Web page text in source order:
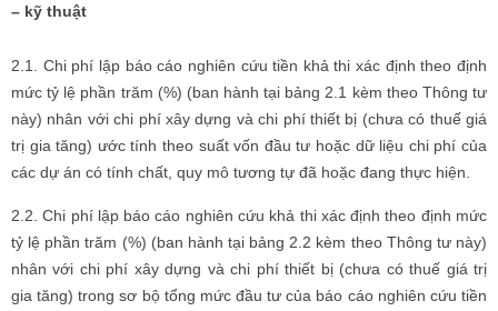
– kỹ thuật
2.1. Chi phí lập báo cáo nghiên cứu tiền khả thi xác định theo định
mức tỷ lệ phần trăm (%) (ban hành tại bảng 2.1 kèm theo Thông tư
này) nhân với chi phí xây dựng và chi phí thiết bị (chưa có thuế giá
trị gia tăng) ước tính theo suất vốn đầu tư hoặc dữ liệu chi phí của
các dự án có tính chất, quy mô tương tự đã hoặc đang thực hiện.
2.2. Chi phí lập báo cáo nghiên cứu khả thi xác định theo định mức
tỷ lệ phần trăm (%) (ban hành tại bảng 2.2 kèm theo Thông tư này)
nhân với chi phí xây dựng và chi phí thiết bị (chưa có thuế giá trị
gia tăng) trong sơ bộ tổng mức đầu tư của báo cáo nghiên cứu tiền